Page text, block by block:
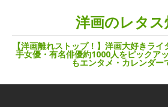
洋画のレタス
【洋画離れストップ！】洋画大好きラ
手女優・有名俳優約1000人をピックア
もエンタメ・カレンダー